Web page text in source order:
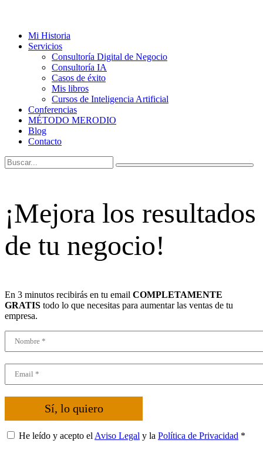
Mi Historia
Servicios
Consultoría Digital de Negocio
Consultoría IA
Casos de éxito
Mis libros
Cursos de Inteligencia Artificial
Conferencias
MÉTODO MERODIO
Blog
Contacto
¡Mejora los resultados
de tu negocio!
En 3 minutos recibirás en tu email COMPLETAMENTE
GRATIS todo lo que necesitas para aumentar las ventas de tu
empresa.
Sí, lo quiero
He leído y acepto el Aviso Legal y la Política de Privacidad *